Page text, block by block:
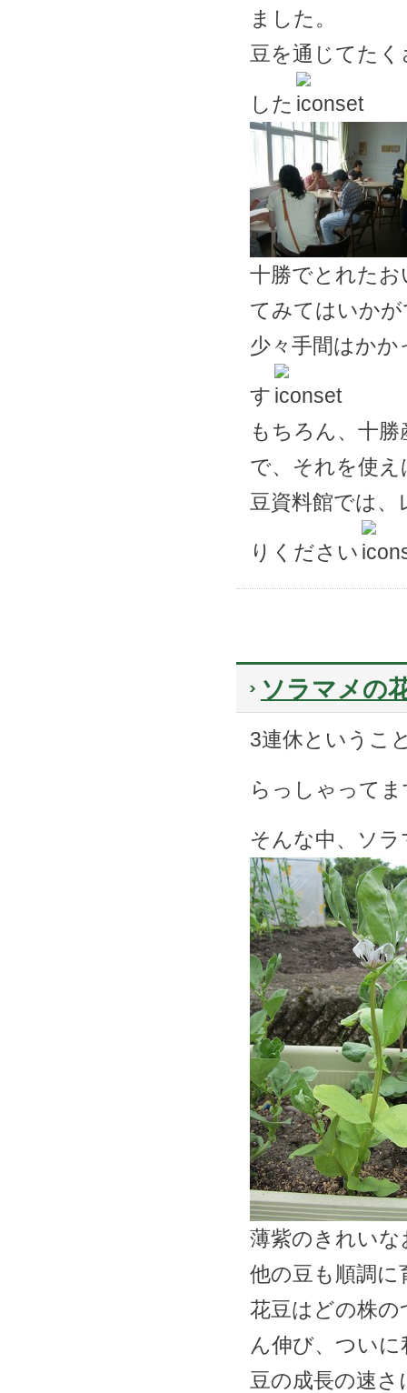
ました。
豆を通じてた
した
十勝でとれた
てみてはいか
少々手間はか
す
もちろん、十
で、それを使
豆資料館では
りください
ソラマメの
3連休というこ
らっしゃって
そんな中、ソ
薄紫のきれいな
他の豆も順調
花豆はどの株
ん伸び、つい
豆の成長の速